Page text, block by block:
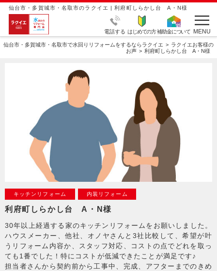
仙台市・多賀城市・名取市のラクイエ | 利府町しらかし台 A・N様
電話する はじめての方補助金について MENU
仙台市・多賀城市・名取市で水回りリフォームをするならラクイエ
ラクイエお客様の
お声
利府町しらかし台 A・N様
キッチンリフォーム 内装リフォーム
利府町しらかし台 A・N様
30年以上経過する家のキッチンリフォームをお願いしました。
ハウスメーカー、他社、オノヤさんと3社比較して、希望が叶
うリフォーム内容か、スタッフ対応、コストの点でどれを取っ
ても1番でした！特にコストが低減できたことが満足です♪
担当者さんから契約前から工事中、完成、アフターまでのきめ